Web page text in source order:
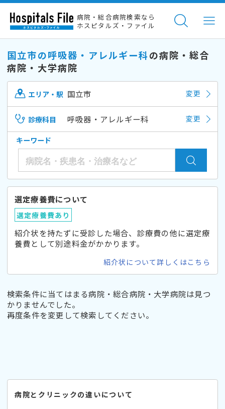
病院・総合病院検索なら
ホスピタルズ・ファイル
国立市の呼吸器・アレルギー科の病院・総合
病院・大学病院
エリア・駅 国立市 変更
診療科目 呼吸器・アレルギー科 変更
キーワード
選定療養費について
選定療養費あり
紹介状を持たずに受診した場合、診療費の他に選定療
養費として別途料金がかかります。
紹介状について詳しくはこちら
検索条件に当てはまる病院・総合病院・大学病院は見つ
かりませんでした。
再度条件を変更して検索してください。
病院とクリニックの違いについて